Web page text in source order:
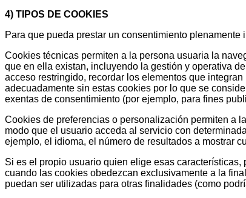
4) TIPOS DE COOKIES
Para que pueda prestar un consentimiento
Cookies técnicas permiten a la persona usuaria la
que en ella existan, incluyendo la gestión y operativa
acceso restringido, recordar los elementos que
adecuadamente sin estas cookies por lo que se
exentas de consentimiento (por ejemplo, para fines
Cookies de preferencias o personalización permiten a
modo que el usuario acceda al servicio con
ejemplo, el idioma, el número de resultados a mostrar
Si es el propio usuario quien elige esas
cuando las cookies obedezcan exclusivamente a la
puedan ser utilizadas para otras finalidades (como